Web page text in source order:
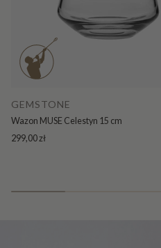
GEMSTONE
Wazon MUSE Celestyn 15 cm
299,00 zł